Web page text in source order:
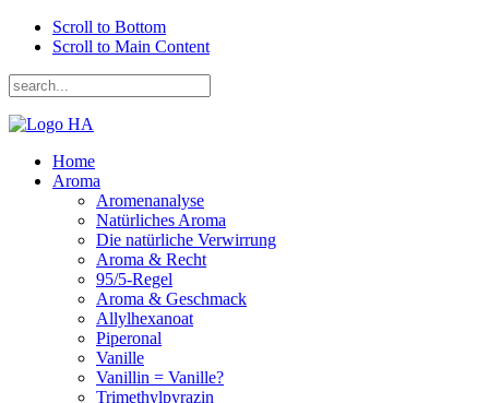
Scroll to Bottom
Scroll to Main Content
Home
Aroma
Aromenanalyse
Natürliches Aroma
Die natürliche Verwirrung
Aroma & Recht
95/5-Regel
Aroma & Geschmack
Allylhexanoat
Piperonal
Vanille
Vanillin = Vanille?
Trimethylpyrazin